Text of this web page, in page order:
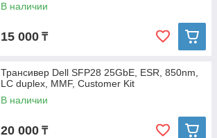
В наличии
15 000 ₸
Трансивер Dell SFP28 25GbE, ESR, 850nm,
LC duplex, MMF, Customer Kit
В наличии
20 000 ₸